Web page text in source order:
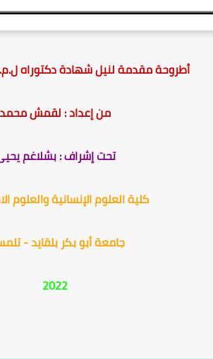
أطروحة مقدمة لنيل شهادة دكتوراه
من إعداد : لقمش محمد
تحت إشراف : بشلاغم
كلية العلوم الإنسانية والعلوم
جامعة أبو بكر بلقايد -
2022